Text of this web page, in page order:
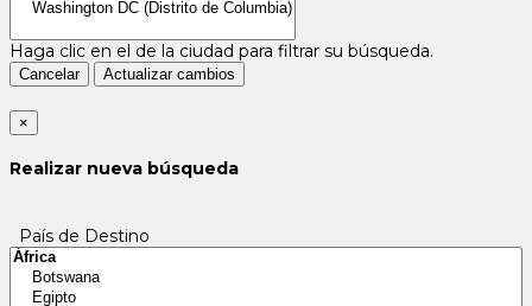
Haga clic en el de la ciudad para filtrar su búsqueda.
Cancelar Actualizar cambios
×
Realizar nueva búsqueda
País de Destino